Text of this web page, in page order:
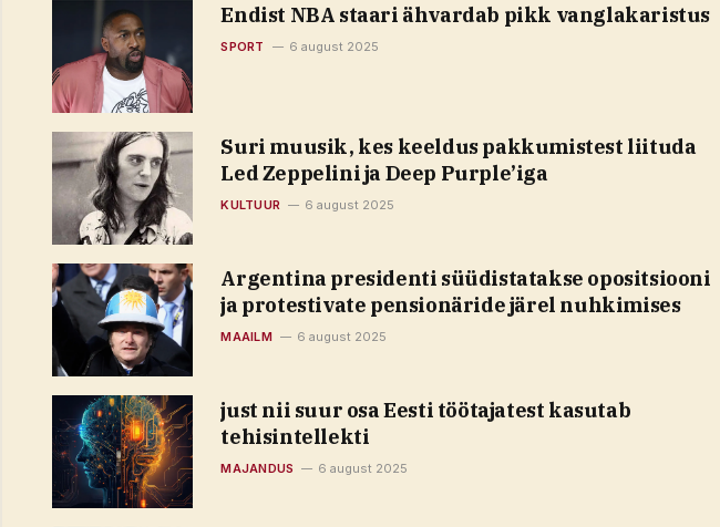
Endist NBA staari ähvardab pikk vanglakaristus
SPORT 6 august 2025
Suri muusik, kes keeldus pakkumistest liituda
Led Zeppelini ja Deep Purple’iga
KULTUUR 6 august 2025
Argentina presidenti süüdistatakse opositsiooni
ja protestivate pensionäride järel nuhkimises
MAAILM 6 august 2025
just nii suur osa Eesti töötajatest kasutab
tehisintellekti
MAJANDUS 6 august 2025